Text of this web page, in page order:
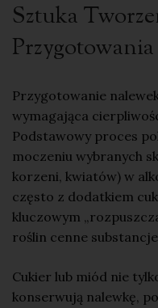
Sztuka
Przygotowanie
wymagająca
Podstawowy proces
moczeniu wybranych
korzeni, kwiatów) w
często z dodatkiem
kluczowym
roślin cenne
Cukier lub miód nie
konserwują nalewkę,